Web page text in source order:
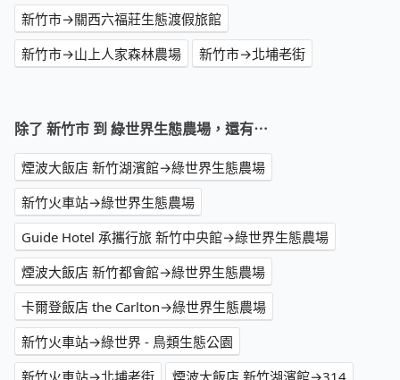
新竹市→關西六福莊生態渡假旅館
新竹市→山上人家森林農場
新竹市→北埔老街
除了 新竹市 到 綠世界生態農場，還有⋯
煙波大飯店 新竹湖濱館→綠世界生態農場
新竹火車站→綠世界生態農場
Guide Hotel 承攜行旅 新竹中央館→綠世界生態農場
煙波大飯店 新竹都會館→綠世界生態農場
卡爾登飯店 the Carlton→綠世界生態農場
新竹火車站→綠世界 - 鳥類生態公園